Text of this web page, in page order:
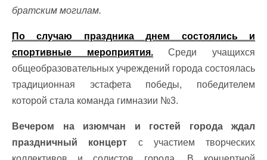
братским могилам.
По случаю праздника днем состоялись и
спортивные мероприятия.Среди учащихся
общеобразовательных учреждений города состоялась
традиционная эстафета победы, победителем
которой стала команда гимназии №3.
Вечером на изюмчан и гостей города ждал
праздничный концерт с участием творческих